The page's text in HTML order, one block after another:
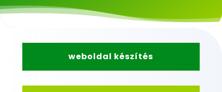
weboldal készítés